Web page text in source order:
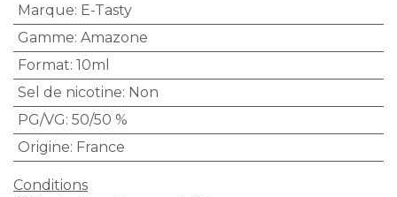
Marque: E-Tasty
Gamme: Amazone
Format: 10ml
Sel de nicotine: Non
PG/VG: 50/50 %
Origine: France
Conditions